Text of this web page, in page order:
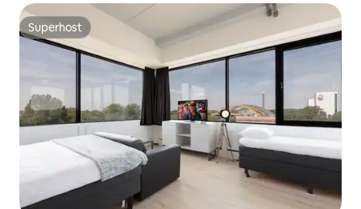
Superhost
Superhost